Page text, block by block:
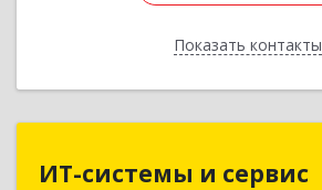
Показать контакты
Назад
ИТ-системы и сервис